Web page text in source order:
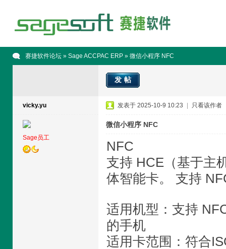
赛捷软件论坛» Sage ACCPAC ERP» 微信小程序 NFC
发帖
vicky.yu
Sage员工
发表于 2025-10-9 10:23 只看该作者
微信小程序 NFC
NFC
支持 HCE（基于主
体智能卡。 支持
适用机型：支持
的手机
适用卡范围：符合